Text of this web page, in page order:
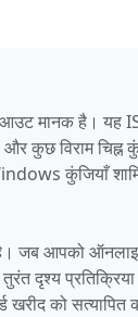
मानक है। यह
कुछ विराम चिह्न
कुंजियाँ
जब आपको
दृश्य प्रतिक्रिया
को सत्यापित